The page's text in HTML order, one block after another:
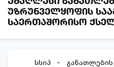
უზრუნველყოფის
საერთაშორისო
სსიპ - განათლების